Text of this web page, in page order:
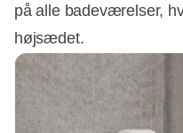
på alle badeværelser,
højsædet.